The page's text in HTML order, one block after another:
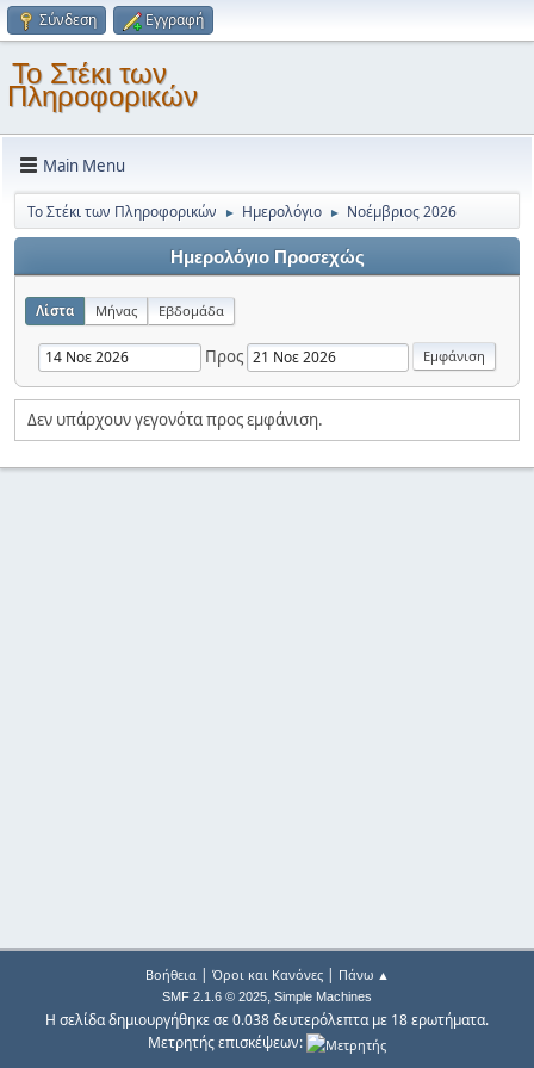
Σύνδεση Εγγραφή
Το Στέκι των
Πληροφορικών
Main Menu
Το Στέκι των Πληροφορικών ► Ημερολόγιο ► Νοέμβριος 2026
Ημερολόγιο Προσεχώς
Λίστα Μήνας Εβδομάδα
Προς
Δεν υπάρχουν γεγονότα προς εμφάνιση.
Βοήθεια| Όροι και Κανόνες| Πάνω ▲
SMF 2.1.6 © 2025, Simple Machines
Η σελίδα δημιουργήθηκε σε 0.038 δευτερόλεπτα με 18 ερωτήματα.
Μετρητής επισκέψεων: